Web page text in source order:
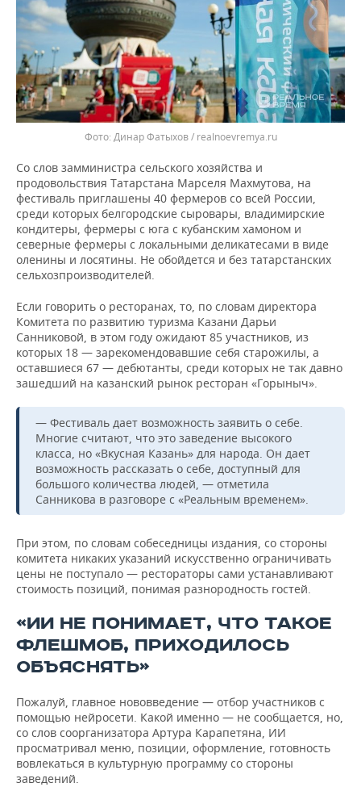
Динар Фатыхов / realnoevremya.ru
Со слов замминистра сельского хозяйства и
продовольствия Татарстана Марселя Махмутова, на
фестиваль приглашены 40 фермеров со всей России,
среди которых белгородские сыровары, владимирские
кондитеры, фермеры с юга с кубанским хамоном и
северные фермеры с локальными деликатесами в виде
оленины и лосятины. Не обойдется и без татарстанских
сельхозпроизводителей.
Если говорить о ресторанах, то, по словам директора
Комитета по развитию туризма Казани Дарьи
Санниковой, в этом году ожидают 85 участников, из
которых 18 — зарекомендовавшие себя старожилы, а
оставшиеся 67 — дебютанты, среди которых не так давно
зашедший на казанский рынок ресторан «Горыныч».
— Фестиваль дает возможность заявить о себе.
Многие считают, что это заведение высокого
класса, но «Вкусная Казань» для народа. Он дает
возможность рассказать о себе, доступный для
большого количества людей, — отметила
Санникова в разговоре с «Реальным временем».
При этом, по словам собеседницы издания, со стороны
комитета никаких указаний искусственно ограничивать
цены не поступало — рестораторы сами устанавливают
стоимость позиций, понимая разнородность гостей.
«ИИ НЕ ПОНИМАЕТ, ЧТО ТАКОЕ
ФЛЕШМОБ, ПРИХОДИЛОСЬ
ОБЪЯСНЯТЬ»
Пожалуй, главное нововведение — отбор участников с
помощью нейросети. Какой именно — не сообщается, но,
со слов соорганизатора Артура Карапетяна, ИИ
просматривал меню, позиции, оформление, готовность
вовлекаться в культурную программу со стороны
заведений.